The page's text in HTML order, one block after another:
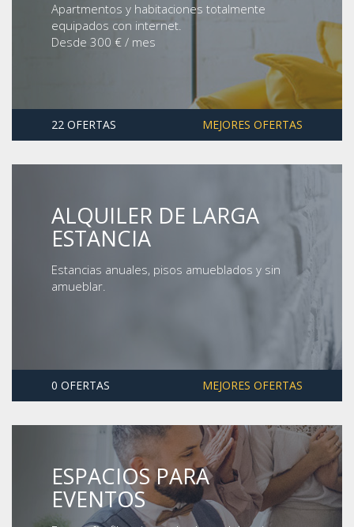
Apartmentos y habitaciones totalmente
equipados con internet.
Desde 300 € / mes
22 OFERTAS MEJORES OFERTAS
ALQUILER DE LARGA
ESTANCIA
Estancias anuales, pisos amueblados y sin
amueblar.
0 OFERTAS MEJORES OFERTAS
ESPACIOS PARA
EVENTOS